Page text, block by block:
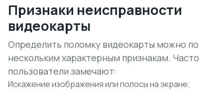
Признаки неисправности
видеокарты
Определить поломку видеокарты можно по
нескольким характерным признакам. Часто
пользователи замечают:
Искажение изображения или полосы на экране;